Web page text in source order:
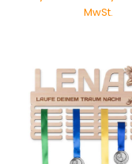
5.00
MwSt.